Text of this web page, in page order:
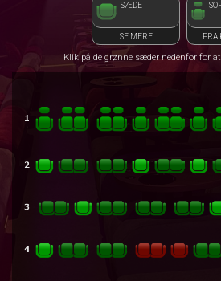
SÆDE
SE MERE FRA
Klik på de grønne sæder nedenfor for